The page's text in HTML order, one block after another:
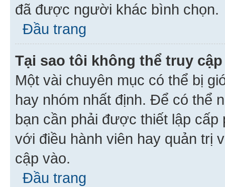
đã được người khác bình chọn.
Đầu trang
Tại sao tôi không thể truy
Một vài chuyên mục có thể bị
hay nhóm nhất định. Để có thể
bạn cần phải được thiết lập
với điều hành viên hay quản trị
cập vào.
Đầu trang